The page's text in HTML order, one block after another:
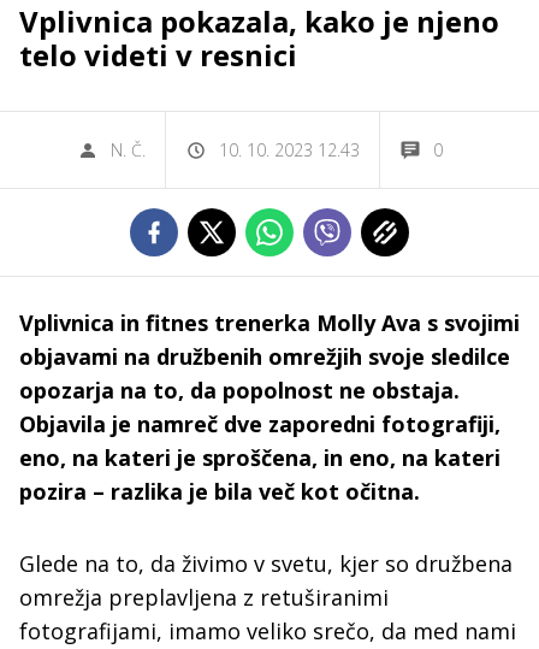
Vplivnica pokazala, kako je njeno
telo videti v resnici
N. Č. 10. 10. 2023 12.43 0
Vplivnica in fitnes trenerka Molly Ava s svojimi
objavami na družbenih omrežjih svoje sledilce
opozarja na to, da popolnost ne obstaja.
Objavila je namreč dve zaporedni fotografiji,
eno, na kateri je sproščena, in eno, na kateri
pozira – razlika je bila več kot očitna.
Glede na to, da živimo v svetu, kjer so družbena
omrežja preplavljena z retuširanimi
fotografijami, imamo veliko srečo, da med nami